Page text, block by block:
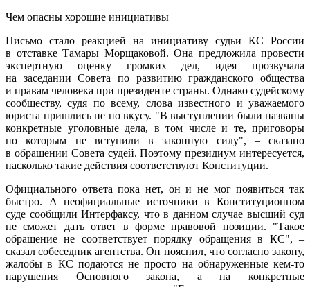
Чем опасны хорошие инициативы
Письмо стало реакцией на инициативу судьи КС России
в отставке Тамары Морщаковой. Она предложила провести
экспертную оценку громких дел, идея прозвучала
на заседании Совета по развитию гражданского общества
и правам человека при президенте страны. Однако судейскому
сообществу, судя по всему, слова известного и уважаемого
юриста пришлись не по вкусу. "В выступлении были названы
конкретные уголовные дела, в том числе и те, приговоры
по которым не вступили в законную силу", – сказано
в обращении Совета судей. Поэтому президиум интересуется,
насколько такие действия соответствуют Конституции.
Официального ответа пока нет, он и не мог появиться так
быстро. А неофициальные источники в Конституционном
суде сообщили Интерфаксу, что в данном случае высший суд
не сможет дать ответ в форме правовой позиции. "Такое
обращение не соответствует порядку обращения в КС", –
сказал собеседник агентства. Он пояснил, что согласно закону,
жалобы в КС подаются не просто на обнаруженные кем-то
нарушения Основного закона, а на конкретные